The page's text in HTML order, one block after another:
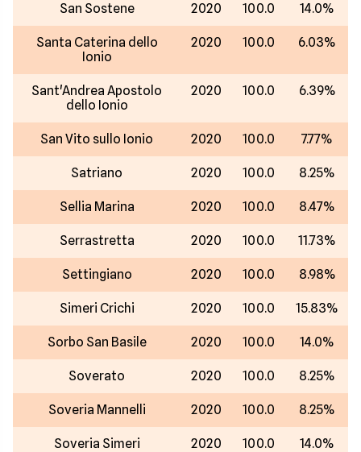
San Sostene 2020 100.0 14.0%
Santa Caterina dello
Ionio
2020 100.0 6.03%
Sant'Andrea Apostolo
dello Ionio
2020 100.0 6.39%
San Vito sullo Ionio 2020 100.0 7.77%
Satriano 2020 100.0 8.25%
Sellia Marina 2020 100.0 8.47%
Serrastretta 2020 100.0 11.73%
Settingiano 2020 100.0 8.98%
Simeri Crichi 2020 100.0 15.83%
Sorbo San Basile 2020 100.0 14.0%
Soverato 2020 100.0 8.25%
Soveria Mannelli 2020 100.0 8.25%
Soveria Simeri 2020 100.0 14.0%